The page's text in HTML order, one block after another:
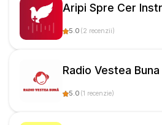
Aripi Spre Cer
5.0 (2 recenzii)
Radio Vestea Buna
5.0 (1 recenzie)